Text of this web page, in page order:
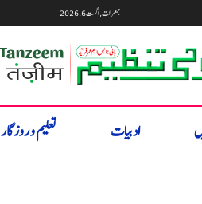
جمعرات, اگست 6, 2026
ادبیات تعلیم و روزگار